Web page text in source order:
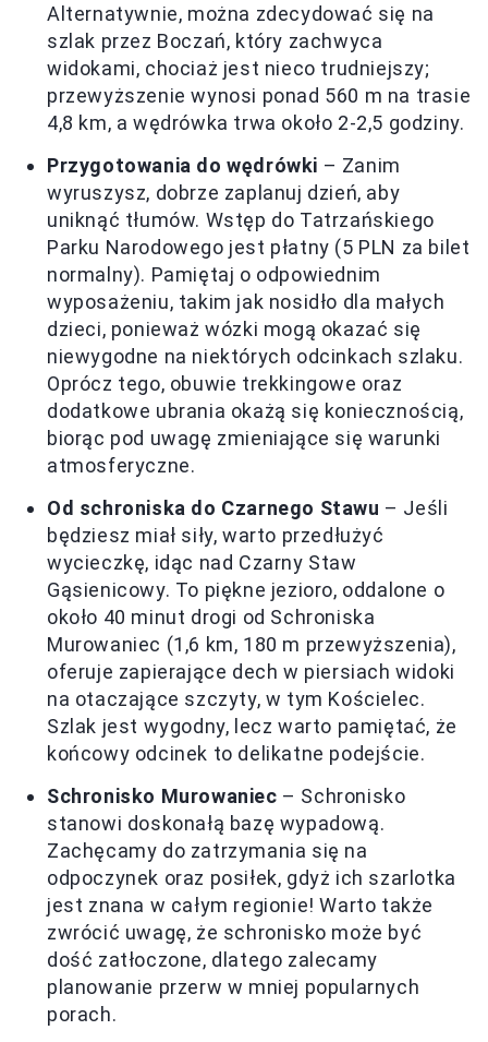
Alternatywnie, można zdecydować się na
szlak przez Boczań, który zachwyca
widokami, chociaż jest nieco trudniejszy;
przewyższenie wynosi ponad 560 m na trasie
4,8 km, a wędrówka trwa około 2-2,5 godziny.
Przygotowania do wędrówki – Zanim
wyruszysz, dobrze zaplanuj dzień, aby
uniknąć tłumów. Wstęp do Tatrzańskiego
Parku Narodowego jest płatny (5 PLN za bilet
normalny). Pamiętaj o odpowiednim
wyposażeniu, takim jak nosidło dla małych
dzieci, ponieważ wózki mogą okazać się
niewygodne na niektórych odcinkach szlaku.
Oprócz tego, obuwie trekkingowe oraz
dodatkowe ubrania okażą się koniecznością,
biorąc pod uwagę zmieniające się warunki
atmosferyczne.
Od schroniska do Czarnego Stawu – Jeśli
będziesz miał siły, warto przedłużyć
wycieczkę, idąc nad Czarny Staw
Gąsienicowy. To piękne jezioro, oddalone o
około 40 minut drogi od Schroniska
Murowaniec (1,6 km, 180 m przewyższenia),
oferuje zapierające dech w piersiach widoki
na otaczające szczyty, w tym Kościelec.
Szlak jest wygodny, lecz warto pamiętać, że
końcowy odcinek to delikatne podejście.
Schronisko Murowaniec – Schronisko
stanowi doskonałą bazę wypadową.
Zachęcamy do zatrzymania się na
odpoczynek oraz posiłek, gdyż ich szarlotka
jest znana w całym regionie! Warto także
zwrócić uwagę, że schronisko może być
dość zatłoczone, dlatego zalecamy
planowanie przerw w mniej popularnych
porach.